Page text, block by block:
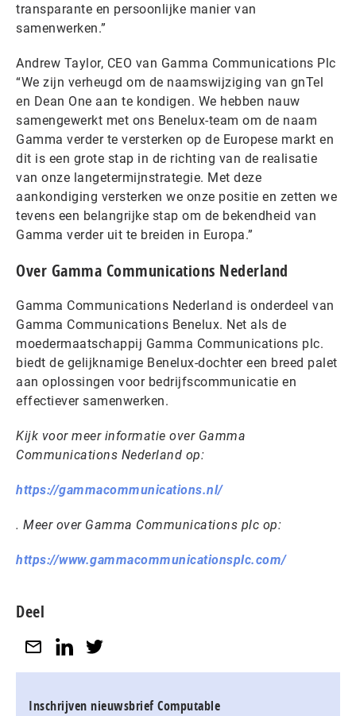
transparante en persoonlijke manier van
samenwerken.”
Andrew Taylor, CEO van Gamma Communications Plc
“We zijn verheugd om de naamswijziging van gnTel
en Dean One aan te kondigen. We hebben nauw
samengewerkt met ons Benelux-team om de naam
Gamma verder te versterken op de Europese markt en
dit is een grote stap in de richting van de realisatie
van onze langetermijnstrategie. Met deze
aankondiging versterken we onze positie en zetten we
tevens een belangrijke stap om de bekendheid van
Gamma verder uit te breiden in Europa.”
Over Gamma Communications Nederland
Gamma Communications Nederland is onderdeel van
Gamma Communications Benelux. Net als de
moedermaatschappij Gamma Communications plc.
biedt de gelijknamige Benelux-dochter een breed palet
aan oplossingen voor bedrijfscommunicatie en
effectiever samenwerken.
Kijk voor meer informatie over Gamma
Communications Nederland op:
https://gammacommunications.nl/
. Meer over Gamma Communications plc op:
https://www.gammacommunicationsplc.com/
Deel
Inschrijven nieuwsbrief Computable